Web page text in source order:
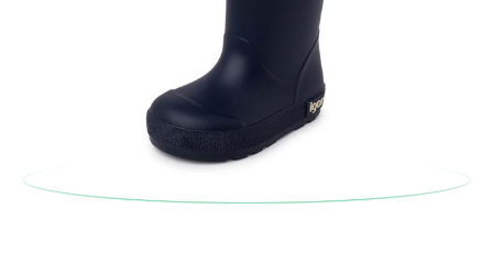
Bestellnummer sowie die beim Kauf verwendete E-Mail-
Adresse ein. Ein Rücksendeetikett wird Ihnen dann
automatisch an Ihr Postfach gesendet.
Um einen Artikel umzutauschen, senden Sie bitte Ihr
ursprüngliches Paar unter Verwendung des bereitgestellten
Etiketts bei einer Postfiliale zurück und geben Sie eine neue